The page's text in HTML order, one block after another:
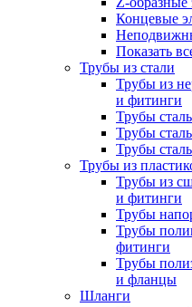
Концевые
Показать
Трубы из стали
Трубы из
и фитинги
Трубы
Трубы
Трубы
Трубы из
Трубы из
и фитинги
Трубы
Трубы
фитинги
Трубы
и фланцы
Шланги